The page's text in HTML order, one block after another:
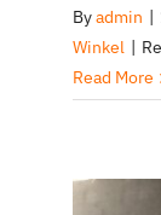
Byadmin |
Winkel |
Read More